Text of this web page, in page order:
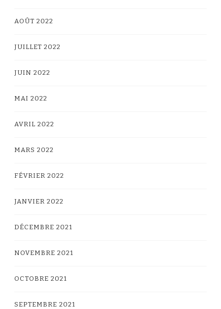
AOÛT 2022
JUILLET 2022
JUIN 2022
MAI 2022
AVRIL 2022
MARS 2022
FÉVRIER 2022
JANVIER 2022
DÉCEMBRE 2021
NOVEMBRE 2021
OCTOBRE 2021
SEPTEMBRE 2021